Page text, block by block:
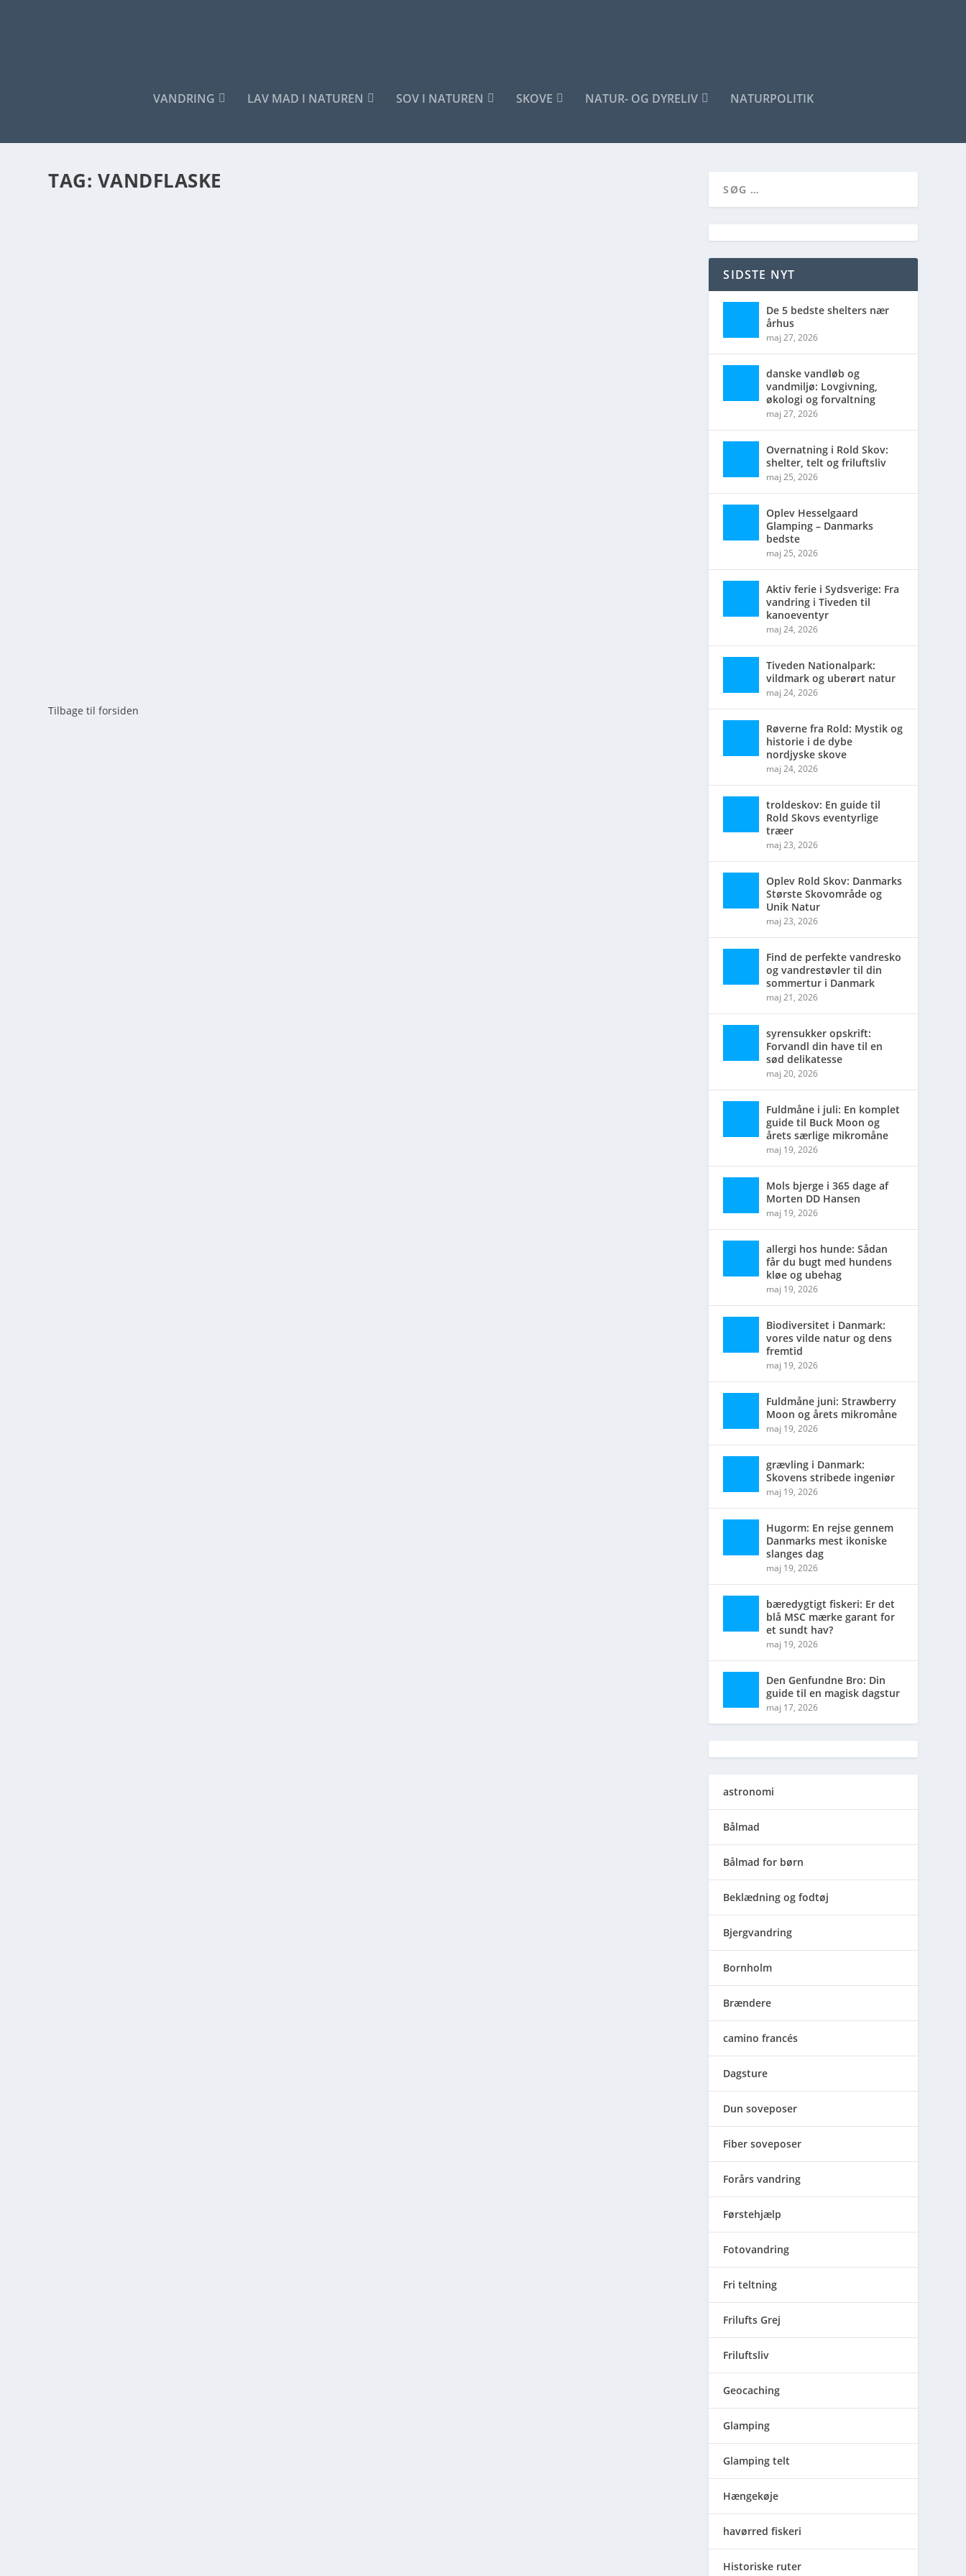
VANDRING LAV MAD I NATUREN SOV I NATUREN SKOVE NATUR- OG DYRELIV NATURPOLITIK
TAG: VANDFLASKE
Tilbage til forsiden
SIDSTE NYT
De 5 bedste shelters nær
århus
maj 27, 2026
danske vandløb og
vandmiljø: Lovgivning,
økologi og forvaltning
maj 27, 2026
Overnatning i Rold Skov:
shelter, telt og friluftsliv
maj 25, 2026
Oplev Hesselgaard
Glamping – Danmarks
bedste
maj 25, 2026
Aktiv ferie i Sydsverige: Fra
vandring i Tiveden til
kanoeventyr
maj 24, 2026
Tiveden Nationalpark:
vildmark og uberørt natur
maj 24, 2026
Røverne fra Rold: Mystik og
historie i de dybe
nordjyske skove
maj 24, 2026
troldeskov: En guide til
Rold Skovs eventyrlige
træer
maj 23, 2026
Oplev Rold Skov: Danmarks
Største Skovområde og
Unik Natur
maj 23, 2026
Find de perfekte vandresko
og vandrestøvler til din
sommertur i Danmark
maj 21, 2026
syrensukker opskrift:
Forvandl din have til en
sød delikatesse
maj 20, 2026
Fuldmåne i juli: En komplet
guide til Buck Moon og
årets særlige mikromåne
maj 19, 2026
Mols bjerge i 365 dage af
Morten DD Hansen
maj 19, 2026
allergi hos hunde: Sådan
får du bugt med hundens
kløe og ubehag
maj 19, 2026
Biodiversitet i Danmark:
vores vilde natur og dens
fremtid
maj 19, 2026
Fuldmåne juni: Strawberry
Moon og årets mikromåne
maj 19, 2026
grævling i Danmark:
Skovens stribede ingeniør
maj 19, 2026
Hugorm: En rejse gennem
Danmarks mest ikoniske
slanges dag
maj 19, 2026
bæredygtigt fiskeri: Er det
blå MSC mærke garant for
et sundt hav?
maj 19, 2026
Den Genfundne Bro: Din
guide til en magisk dagstur
maj 17, 2026
astronomi
Bålmad
Bålmad for børn
Beklædning og fodtøj
Bjergvandring
Bornholm
Brændere
camino francés
Dagsture
Dun soveposer
Fiber soveposer
Forårs vandring
Førstehjælp
Fotovandring
Fri teltning
Frilufts Grej
Friluftsliv
Geocaching
Glamping
Glamping telt
Hængekøje
havørred fiskeri
Historiske ruter